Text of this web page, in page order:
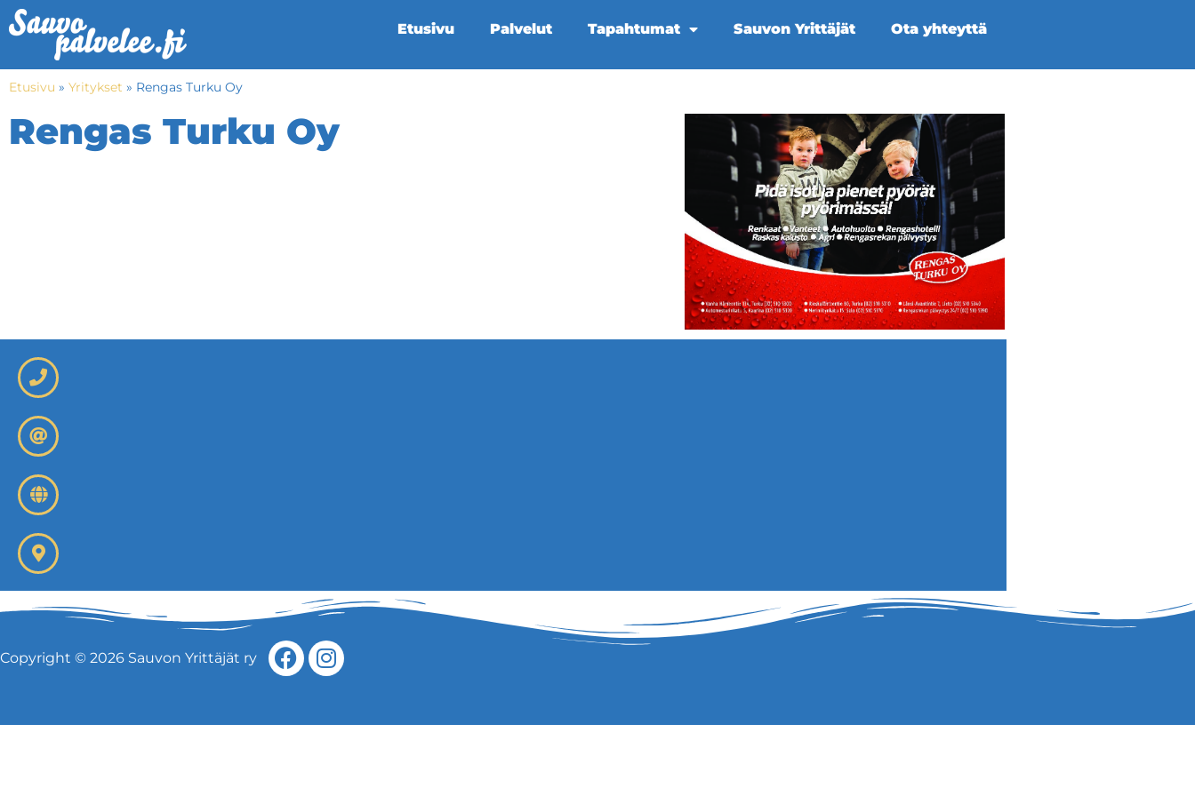
Etusivu Palvelut Tapahtumat Sauvon Yrittäjät Ota yhteyttä
Etusivu » Yritykset » Rengas Turku Oy
Rengas Turku Oy
Copyright © 2026 Sauvon Yrittäjät ry